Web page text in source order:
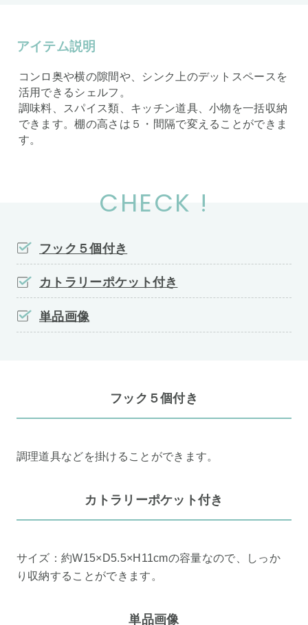
アイテム説明
コンロ奥や横の隙間や、シンク上のデットスペースを
活用できるシェルフ。
調味料、スパイス類、キッチン道具、小物を一括収納
できます。棚の高さは５・間隔で変えることができま
す。
CHECK !
フック５個付き
カトラリーポケット付き
単品画像
フック５個付き
調理道具などを掛けることができます。
カトラリーポケット付き
サイズ：約W15×D5.5×H11cmの容量なので、しっか
り収納することができます。
単品画像